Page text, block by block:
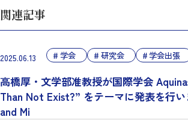
関連記事
2025.06.13 学会 研究会 学会出張
高橋厚・文学部准教授が国際学会
Than Not Exist?” をテーマに発表を行
and Mi